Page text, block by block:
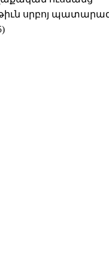
սրբոյ